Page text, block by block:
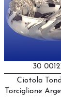
30
Ciotola
Torciglione